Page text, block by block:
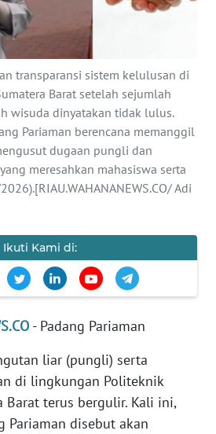
transparansi sistem kelulusan di
Barat setelah sejumlah
wisuda dinyatakan tidak lulus.
Pariaman berencana memanggil
dugaan pungli dan
meresahkan mahasiswa serta
Adi
Ikuti Kami di:
- Padang Pariaman
liar (pungli) serta
di lingkungan Politeknik
Barat terus bergulir. Kali ini,
Pariaman disebut akan